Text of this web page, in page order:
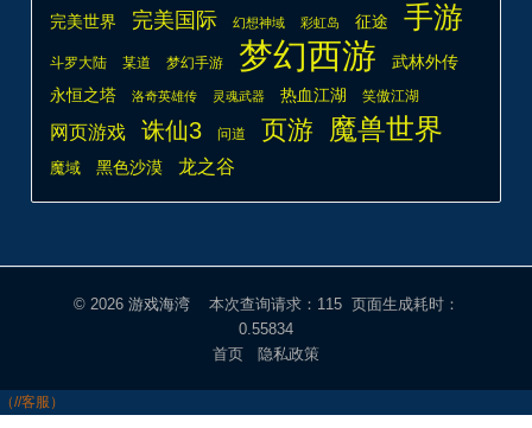
完美世界 完美国际 幻想神域 彩虹岛 征途 手游
斗罗大陆 某道 梦幻手游 梦幻西游
武林外传
永恒之塔
洛奇英雄传 灵魂武器 热血江湖 笑傲江湖
网页游戏 诛仙3 问道 页游 魔兽世界
魔域 黑色沙漠 龙之谷
© 2026 游戏海湾本次查询请求：115 页面生成耗时：
0.55834
首页
隐私政策
（//客服）